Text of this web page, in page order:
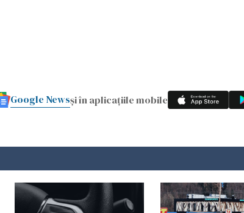
Google Newsși în aplicațiile mobile